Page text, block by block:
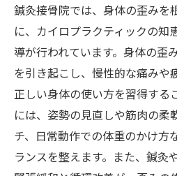
鍼灸接骨院では、身体の歪みを
に、カイロプラクティックの知
導が行われています。身体の歪
を引き起こし、慢性的な痛みや
正しい身体の使い方を習得する
には、姿勢の見直しや筋肉の柔
チ、日常動作での体重のかけ方
ランスを整えます。また、鍼灸